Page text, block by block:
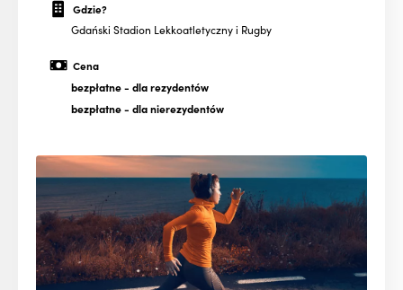
Gdzie?
Gdański Stadion Lekkoatletyczny i Rugby
Cena
bezpłatne- dla rezydentów
bezpłatne- dla nierezydentów